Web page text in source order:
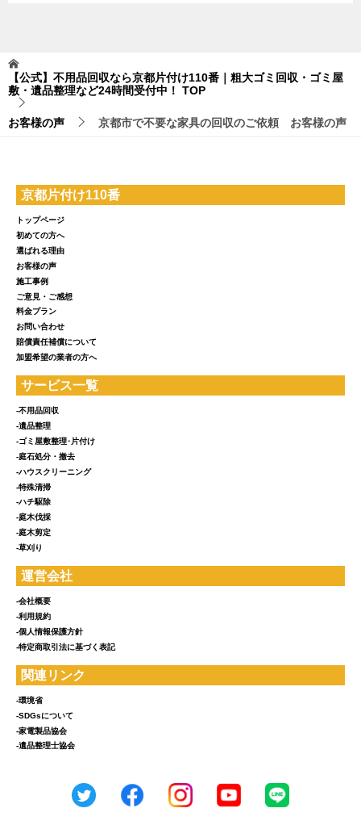
【公式】不用品回収なら京都片付け110番｜粗大ゴミ回収・ゴミ屋
敷・遺品整理など24時間受付中！ TOP
お客様の声 京都市で不要な家具の回収のご依頼 お客様の声
京都片付け110番
トップページ
初めての方へ
選ばれる理由
お客様の声
施工事例
ご意見・ご感想
料金プラン
お問い合わせ
賠償責任補償について
加盟希望の業者の方へ
サービス一覧
-不用品回収
-遺品整理
-ゴミ屋敷整理･片付け
-庭石処分・撤去
-ハウスクリーニング
-特殊清掃
-ハチ駆除
-庭木伐採
-庭木剪定
-草刈り
運営会社
-会社概要
-利用規約
-個人情報保護方針
-特定商取引法に基づく表記
関連リンク
-環境省
-SDGsについて
-家電製品協会
-遺品整理士協会